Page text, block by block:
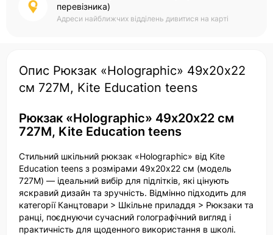
перевізника)
Адреси найближчих відділень дивитися на карті
Опис Рюкзак «Holographic» 49х20х22
см 727M, Kite Education teens
Рюкзак «Holographic» 49х20х22 см
727M, Kite Education teens
Стильний шкільний рюкзак «Holographic» від Kite
Education teens з розмірами 49х20х22 см (модель
727M) — ідеальний вибір для підлітків, які цінують
яскравий дизайн та зручність. Відмінно підходить для
категорії Канцтовари > Шкільне приладдя > Рюкзаки та
ранці, поєднуючи сучасний голографічний вигляд і
практичність для щоденного використання в школі.